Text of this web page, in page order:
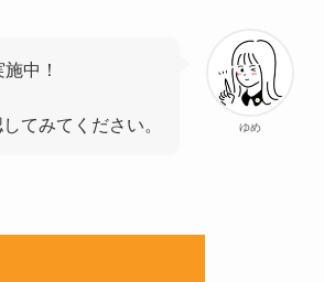
ゆめ
中！
てみてください。